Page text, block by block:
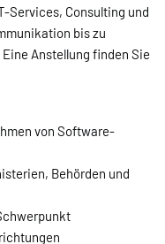
Services, Consulting und
bis zu
Anstellung finden Sie
von Software-
Behörden und